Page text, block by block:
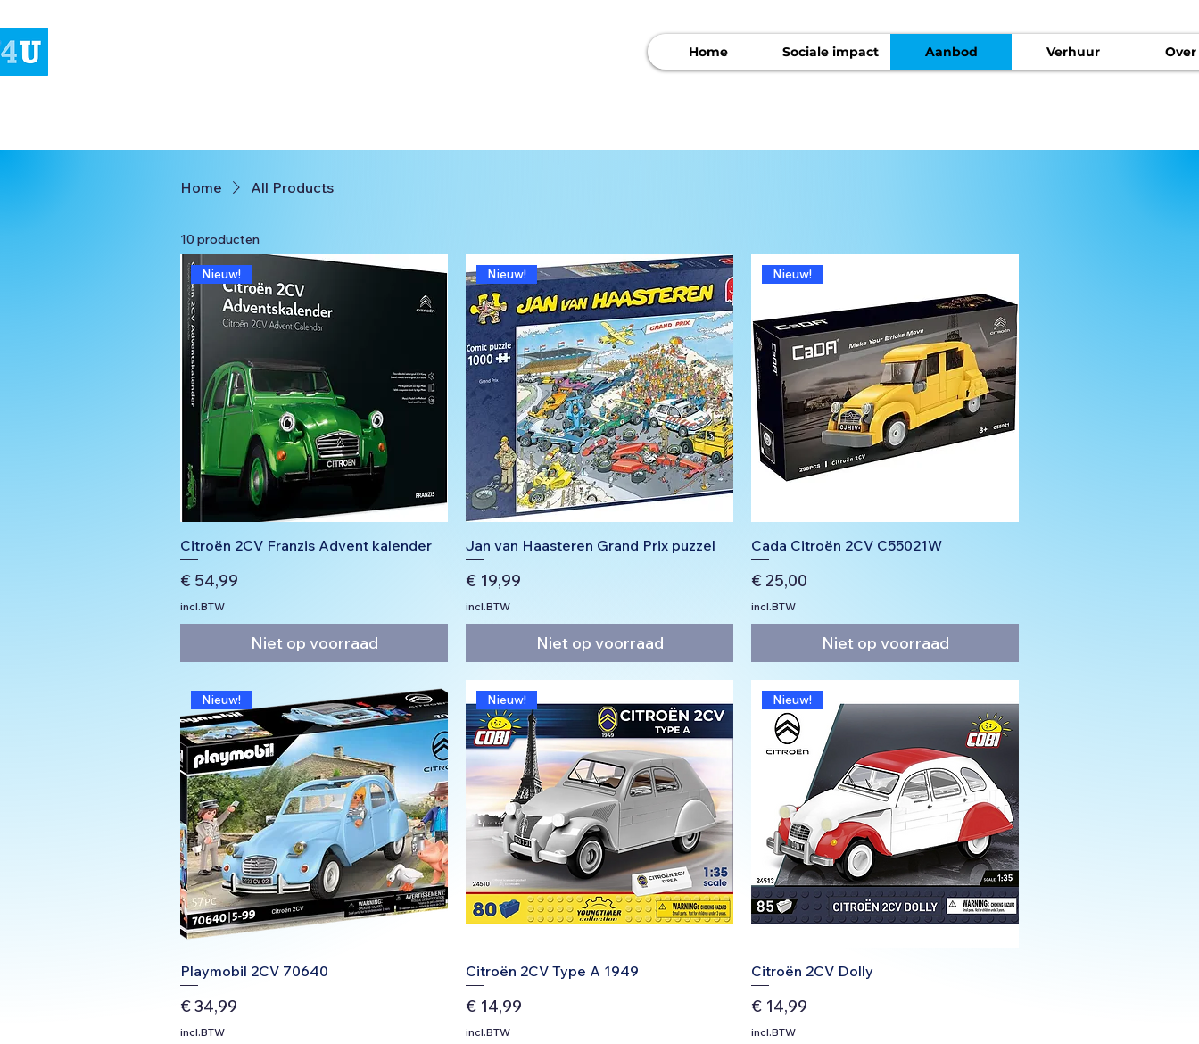
Home Sociale impact Aanbod Verhuur
Home All Products
10 producten
Nieuw!
Citroën 2CV Franzis Advent kalender
Prijs
€ 54,99
incl.BTW
Niet op voorraad
Nieuw!
Jan van Haasteren Grand Prix puzzel
Prijs
€ 19,99
incl.BTW
Niet op voorraad
Nieuw!
Cada Citroën 2CV C55021W
Prijs
€ 25,00
incl.BTW
Niet op voorraad
Nieuw!
Playmobil 2CV 70640
Prijs
€ 34,99
incl.BTW
Nieuw!
Citroën 2CV Type A 1949
Prijs
€ 14,99
incl.BTW
Nieuw!
Citroën 2CV Dolly
Prijs
€ 14,99
incl.BTW